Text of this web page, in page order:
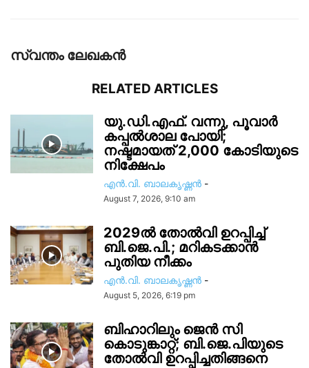
സ്വന്തം ലേഖകന്‍
RELATED ARTICLES
യു.ഡി.എഫ്. വന്നു, പൂവാർ
കപ്പൽശാല പോയി;
നഷ്ടമായത് 2,000 കോടിയുടെ
നിക്ഷേപം
എൻ.വി. ബാലകൃഷ്ണൻ -
August 7, 2026, 9:10 am
2029ൽ തോല്‍വി ഉറപ്പിച്ച്
ബി.ജെ.പി.; മറികടക്കാൻ
പുതിയ നീക്കം
എൻ.വി. ബാലകൃഷ്ണൻ -
August 5, 2026, 6:19 pm
ബിഹാറിലും ജെൻ സി
കൊടുങ്കാറ്റ്; ബി.ജെ.പിയുടെ
തോൽവി ഉറപ്പിച്ചതിങ്ങനെ